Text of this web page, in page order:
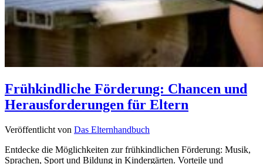
Frühkindliche Förderung: Chancen und
Herausforderungen für Eltern
Veröffentlicht von Das Elternhandbuch
Entdecke die Möglichkeiten zur frühkindlichen Förderung: Musik,
Sprachen, Sport und Bildung in Kindergärten. Vorteile und